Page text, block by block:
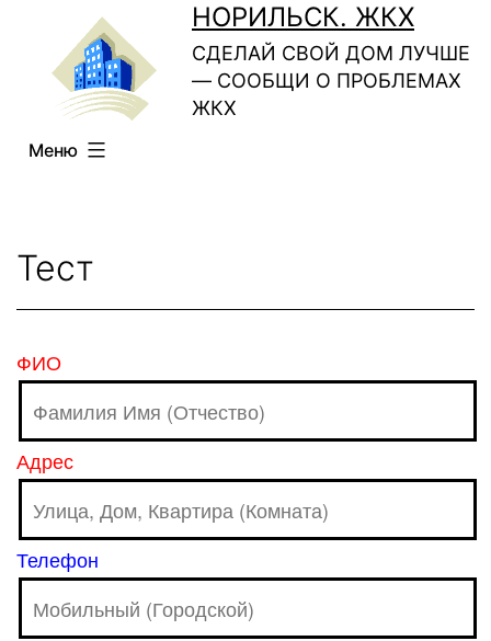
содержимому
НОРИЛЬСК. ЖКХ
СДЕЛАЙ СВОЙ ДОМ ЛУЧШЕ
— СООБЩИ О ПРОБЛЕМАХ
ЖКХ
Меню
Тест
ФИО
Адрес
Телефон